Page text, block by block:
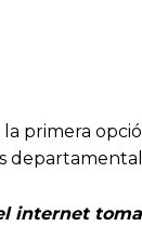
primera
internet